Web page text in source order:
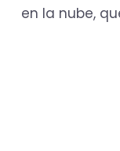
en la nube,